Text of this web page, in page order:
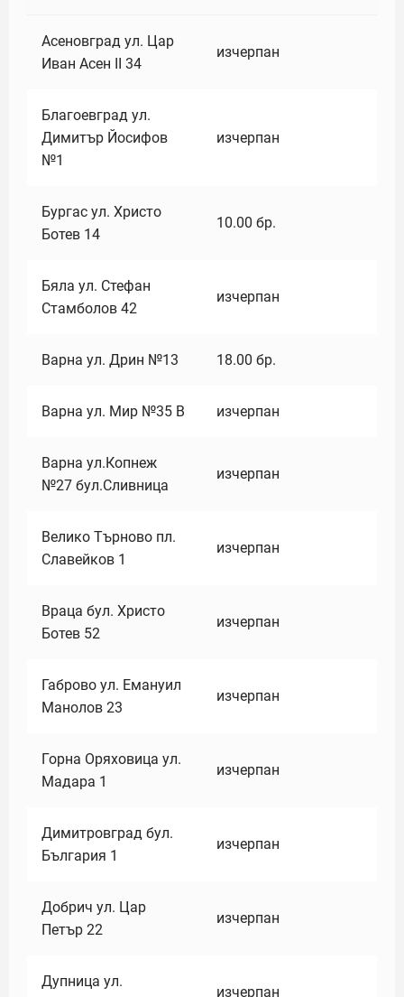
Асеновград ул. Цар
Иван Асен II 34
изчерпан
Благоевград ул.
Димитър Йосифов
№1
изчерпан
Бургас ул. Христо
Ботев 14
10.00 бр.
Бяла ул. Стефан
Стамболов 42
изчерпан
Варна ул. Дрин №13 18.00 бр.
Варна ул. Мир №35 В изчерпан
Варна ул.Копнеж
№27 бул.Сливница
изчерпан
Велико Търново пл.
Славейков 1
изчерпан
Враца бул. Христо
Ботев 52
изчерпан
Габрово ул. Емануил
Манолов 23
изчерпан
Горна Оряховица ул.
Мадара 1
изчерпан
Димитровград бул.
България 1
изчерпан
Добрич ул. Цар
Петър 22
изчерпан
Дупница ул.
изчерпан